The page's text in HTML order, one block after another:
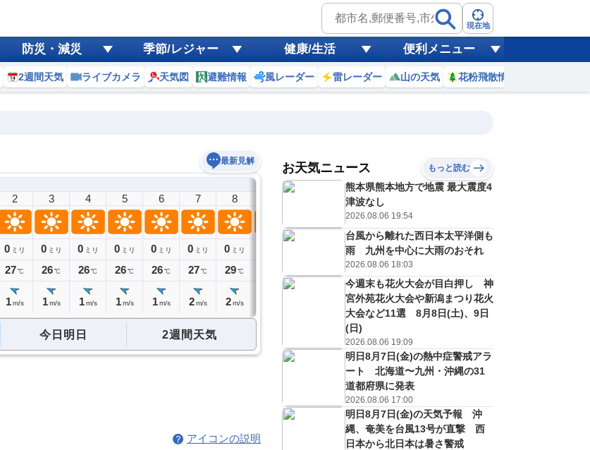
現在地
防災・減災 季節/レジャー 健康/生活 便利メニュー
2週間天気 ライブカメラ 天気図 避難情報 風レーダー 雷レーダー 山の天気 花粉飛散情報
最新見解
2
0 ミリ
27℃
1 m/s
3
0 ミリ
26℃
1 m/s
4
0 ミリ
26℃
1 m/s
5
0 ミリ
26℃
1 m/s
6
0 ミリ
26℃
1 m/s
7
0 ミリ
27℃
2 m/s
8
0 ミリ
29℃
2 m/s
11
ミリ
32
m/s
12
0 ミリ
33
4m/s
0ミリ
33
4 m/s
0ミリ
4m/s
0
4 m/s
今日明日 2週間天気
アイコンの説明
お天気ニュース もっと読む
熊本県熊本地方で地震 最大震度4
津波なし
2026.08.06 19:54
台風から離れた西日本太平洋側も
雨 九州を中心に大雨のおそれ
2026.08.06 18:03
今週末も花火大会が目白押し 神
宮外苑花火大会や新潟まつり花火
大会など11選 8月8日(土)、9日
(日)
2026.08.06 19:09
明日8月7日(金)の熱中症警戒アラ
ート 北海道〜九州・沖縄の31
道都府県に発表
2026.08.06 17:00
明日8月7日(金)の天気予報 沖
縄、奄美を台風13号が直撃 西
日本から北日本は暑さ警戒